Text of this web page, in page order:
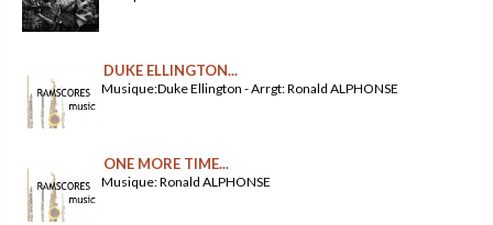
DUKE ELLINGTON...
Musique:Duke Ellington - Arrgt: Ronald ALPHONSE
ONE MORE TIME...
Musique: Ronald ALPHONSE